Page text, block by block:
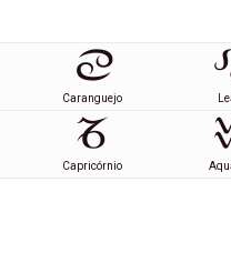
Caranguejo
Capricórnio